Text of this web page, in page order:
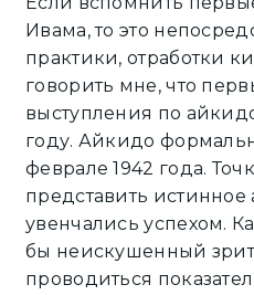
Ивама, то это
практики, отработки
говорить мне, что
выступления по
году. Айкидо
феврале 1942 года.
представить
увенчались успехом.
бы неискушенный
проводиться